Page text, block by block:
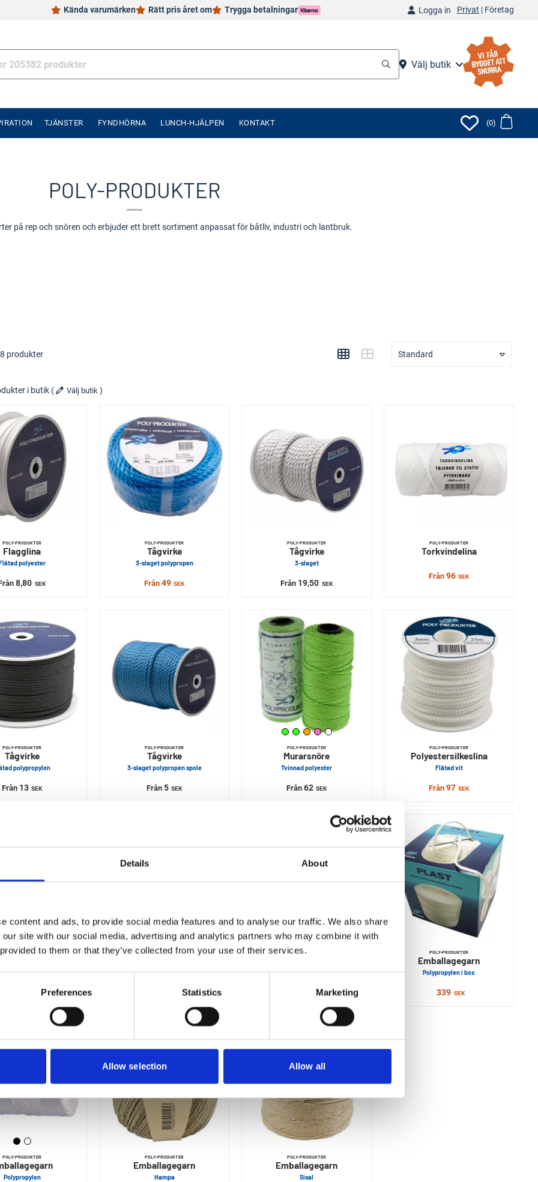
Details About
content and ads, to provide social media features and to analyse our traffic. We also share
site with our social media, advertising and analytics partners who may combine it with
to them or that they’ve collected from your use of their services.
Preferences Statistics Marketing
Allow selection Allow all
Kända varumärken Rätt pris året om Trygga betalningar Logga in Privat | Företag
Välj butik
TJÄNSTER FYNDHÖRNA LUNCH-HJÄLPEN KONTAKT (0)
POLY-PRODUKTER
på rep och snören och erbjuder ett brett sortiment anpassat för båtliv, industri och lantbruk.
produkter Standard
i butik ( Välj butik )
POLY-PRODUKTER
Flagglina
polyester
8,80 SEK
POLY-PRODUKTER
Tågvirke
3-slaget polypropen
Från 49 SEK
POLY-PRODUKTER
Tågvirke
3-slaget
Från 19,50 SEK
POLY-PRODUKTER
Torkvindelina
Från 96 SEK
POLY-PRODUKTER
Tågvirke
polypropylen
Från 13 SEK
POLY-PRODUKTER
Tågvirke
3-slaget polypropen spole
Från 5 SEK
POLY-PRODUKTER
Murarsnöre
Tvinnad polyester
Från 62 SEK
POLY-PRODUKTER
Polyestersilkeslina
Flätad vit
Från 97 SEK
POLY-PRODUKTER
trappsträckslina
POLY-PRODUKTER
Sisal
POLY-PRODUKTER
Tvinnat
SEK
POLY-PRODUKTER
Emballagegarn
Polypropylen i box
339 SEK
POLY-PRODUKTER
Polypropylen
POLY-PRODUKTER
Emballagegarn
Hampa
POLY-PRODUKTER
Emballagegarn
Sisal